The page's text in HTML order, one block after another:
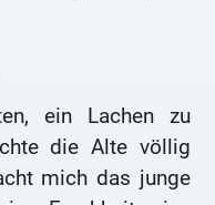
ein Lachen zu
die Alte völlig
mich das junge